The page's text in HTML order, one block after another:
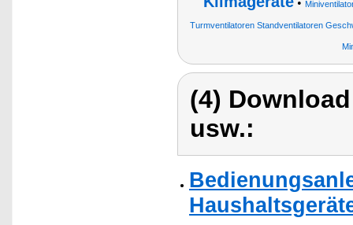
•
Turmventilatoren Standventilatoren
(4)
usw.: